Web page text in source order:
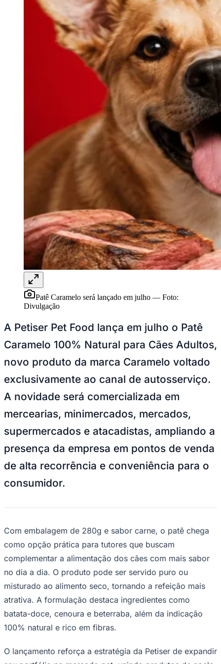
Para Sua Empresa
Anuncie Regional
Guia de Empresas
Vagas na Região
Novo
Panorama Econômico
Panorama Econômico
Anuncie no Portal
Novo
Novo
Publicidade Legal
NBA
NFL
Fórmula 1
UFC
Tênis (ATP)
MLB
NHL
Atletismo
Vôlei
NBB
Competições de Futebol
Brasileirão Série A
Brasileirão Série B
Copa do Brasil
Libertadores
Sul-Americana
Copa América
Champions League
Premier League
La Liga
Bundesliga
Mundial 2026
Times - Ir direto
Patê Caramelo será lançado em julho — Foto:
Divulgação
A Petiser Pet Food lança em julho o Patê
Caramelo 100% Natural para Cães Adultos,
novo produto da marca Caramelo voltado
exclusivamente ao canal de autosserviço.
A novidade será comercializada em
mercearias, minimercados, mercados,
supermercados e atacadistas, ampliando a
presença da empresa em pontos de venda
de alta recorrência e conveniência para o
consumidor.
Com embalagem de 280g e sabor carne, o patê chega
como opção prática para tutores que buscam
complementar a alimentação dos cães com mais sabor
no dia a dia. O produto pode ser servido puro ou
misturado ao alimento seco, tornando a refeição mais
atrativa. A formulação destaca ingredientes como
batata-doce, cenoura e beterraba, além da indicação
100% natural e rico em fibras.
O lançamento reforça a estratégia da Petiser de expandir